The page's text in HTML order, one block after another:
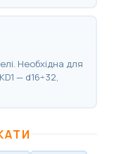
Необхідна для
— d16÷32,